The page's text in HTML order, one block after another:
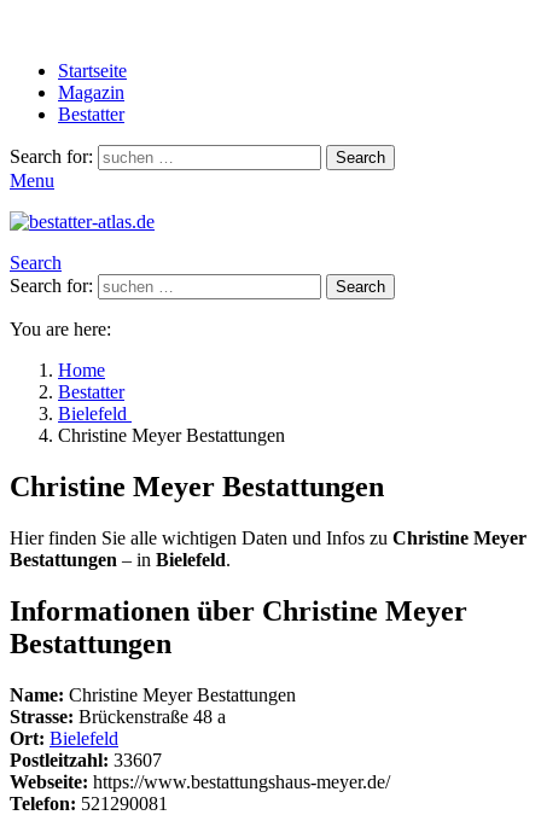
Startseite
Magazin
Bestatter
Search for: Search
Menu
Search
Search for:
Search
You are here:
Home
Bestatter
Bielefeld
Christine Meyer Bestattungen
Christine Meyer Bestattungen
Hier finden Sie alle wichtigen Daten und Infos zu Christine Meyer
Bestattungen – in Bielefeld.
Informationen über Christine Meyer
Bestattungen
Name: Christine Meyer Bestattungen
Strasse: Brückenstraße 48 a
Ort: Bielefeld
Postleitzahl: 33607
Webseite: https://www.bestattungshaus-meyer.de/
Telefon: 521290081